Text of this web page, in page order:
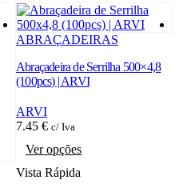
ABRAÇADEIRAS
Abraçadeira de Serrilha 500×4,8
(100pcs) | ARVI
ARVI
7.45 € c/ Iva
Ver opções
Vista Rápida